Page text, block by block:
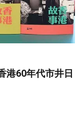
港60年代市井日